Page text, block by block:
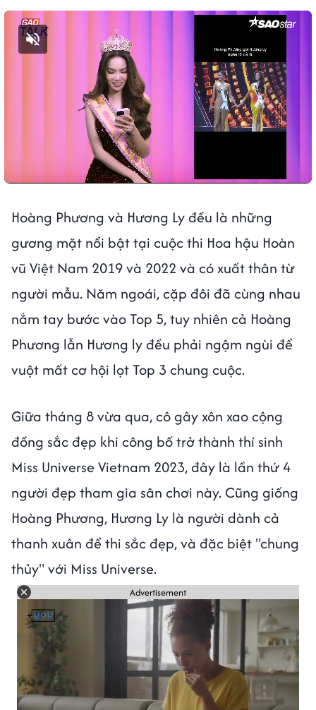
Bật tiếng
Hoàng Phương và Hương Ly đều là những
gương mặt nổi bật tại cuộc thi Hoa hậu Hoàn
vũ Việt Nam 2019 và 2022 và có xuất thân từ
người mẫu. Năm ngoái, cặp đôi đã cùng nhau
nắm tay bước vào Top 5, tuy nhiên cả Hoàng
Phương lẫn Hương ly đều phải ngậm ngùi để
vuột mất cơ hội lọt Top 3 chung cuộc.
Giữa tháng 8 vừa qua, cô gây xôn xao cộng
đồng sắc đẹp khi công bố trở thành thí sinh
Miss Universe Vietnam 2023, đây là lần thứ 4
người đẹp tham gia sân chơi này. Cũng giống
Hoàng Phương, Hương Ly là người dành cả
thanh xuân để thi sắc đẹp, và đặc biệt "chung
thủy" với Miss Universe.
Advertisement